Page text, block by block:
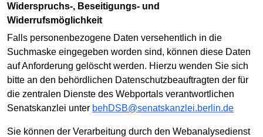
Widerspruchs-, Beseitigungs- und
Widerrufsmöglichkeit
Falls personenbezogene Daten versehentlich in die
Suchmaske eingegeben worden sind, können diese Daten
auf Anforderung gelöscht werden. Hierzu wenden Sie sich
bitte an den behördlichen Datenschutzbeauftragten der für
die zentralen Dienste des Webportals verantwortlichen
Senatskanzlei unter behDSB@senatskanzlei.berlin.de
Sie können der Verarbeitung durch den Webanalysedienst